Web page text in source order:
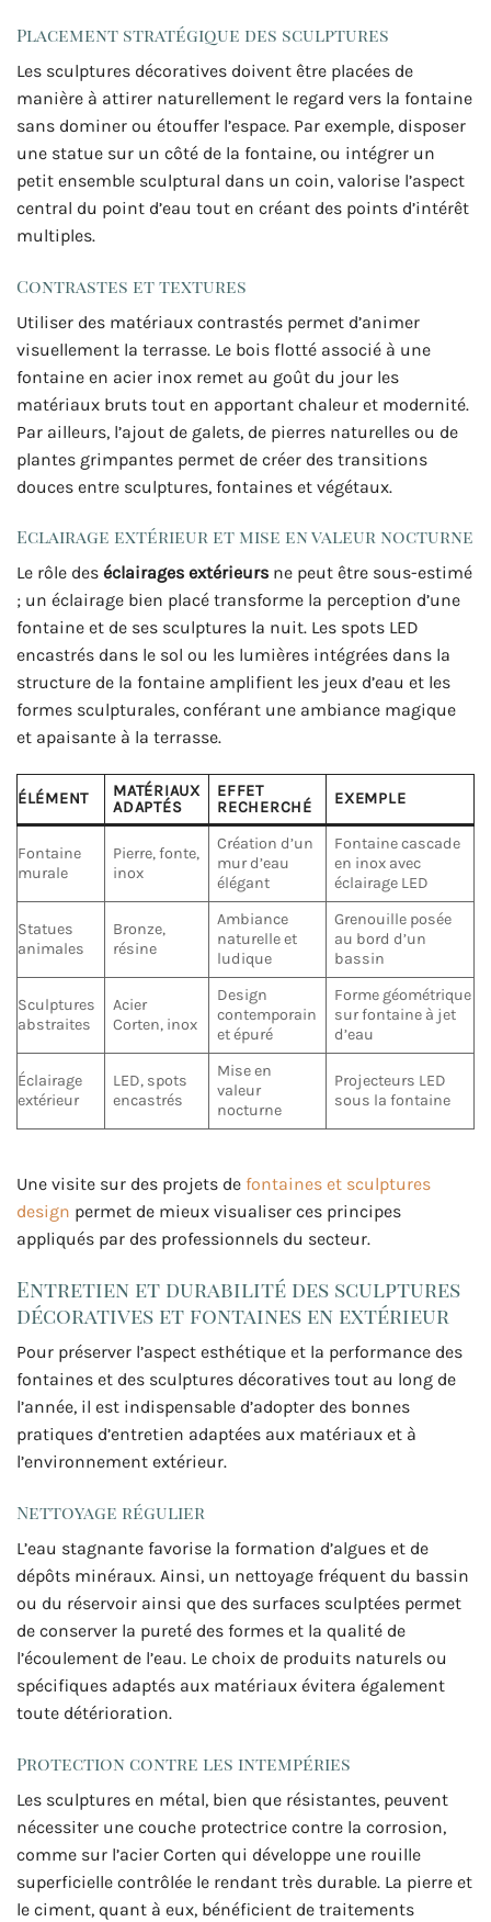
Placement stratégique des sculptures
Les sculptures décoratives doivent être placées de
manière à attirer naturellement le regard vers la fontaine
sans dominer ou étouffer l’espace. Par exemple, disposer
une statue sur un côté de la fontaine, ou intégrer un
petit ensemble sculptural dans un coin, valorise l’aspect
central du point d’eau tout en créant des points d’intérêt
multiples.
Contrastes et textures
Utiliser des matériaux contrastés permet d’animer
visuellement la terrasse. Le bois flotté associé à une
fontaine en acier inox remet au goût du jour les
matériaux bruts tout en apportant chaleur et modernité.
Par ailleurs, l’ajout de galets, de pierres naturelles ou de
plantes grimpantes permet de créer des transitions
douces entre sculptures, fontaines et végétaux.
Eclairage extérieur et mise en valeur nocturne
Le rôle des éclairages extérieurs ne peut être sous-estimé
; un éclairage bien placé transforme la perception d’une
fontaine et de ses sculptures la nuit. Les spots LED
encastrés dans le sol ou les lumières intégrées dans la
structure de la fontaine amplifient les jeux d’eau et les
formes sculpturales, conférant une ambiance magique
et apaisante à la terrasse.
ÉLÉMENT
MATÉRIAUX
ADAPTÉS
EFFET
RECHERCHÉ
EXEMPLE
Fontaine
murale
Pierre, fonte,
inox
Création d’un
mur d’eau
élégant
Fontaine cascade
en inox avec
éclairage LED
Statues
animales
Bronze,
résine
Ambiance
naturelle et
ludique
Grenouille posée
au bord d’un
bassin
Sculptures
abstraites
Acier
Corten, inox
Design
contemporain
et épuré
Forme géométrique
sur fontaine à jet
d’eau
Éclairage
extérieur
LED, spots
encastrés
Mise en
valeur
nocturne
Projecteurs LED
sous la fontaine
Une visite sur des projets de fontaines et sculptures
design permet de mieux visualiser ces principes
appliqués par des professionnels du secteur.
Entretien et durabilité des sculptures
décoratives et fontaines en extérieur
Pour préserver l’aspect esthétique et la performance des
fontaines et des sculptures décoratives tout au long de
l’année, il est indispensable d’adopter des bonnes
pratiques d’entretien adaptées aux matériaux et à
l’environnement extérieur.
Nettoyage régulier
L’eau stagnante favorise la formation d’algues et de
dépôts minéraux. Ainsi, un nettoyage fréquent du bassin
ou du réservoir ainsi que des surfaces sculptées permet
de conserver la pureté des formes et la qualité de
l’écoulement de l’eau. Le choix de produits naturels ou
spécifiques adaptés aux matériaux évitera également
toute détérioration.
Protection contre les intempéries
Les sculptures en métal, bien que résistantes, peuvent
nécessiter une couche protectrice contre la corrosion,
comme sur l’acier Corten qui développe une rouille
superficielle contrôlée le rendant très durable. La pierre et
le ciment, quant à eux, bénéficient de traitements